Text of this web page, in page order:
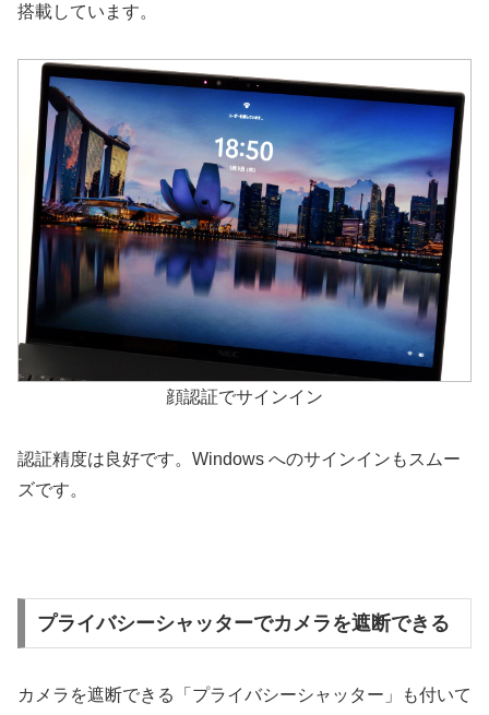
搭載しています。
顔認証でサインイン
認証精度は良好です。Windows へのサインインもスムー
ズです。
プライバシーシャッターでカメラを遮断できる
カメラを遮断できる「プライバシーシャッター」も付いて